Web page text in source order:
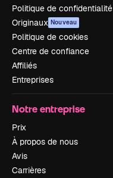
Politique de confidentialité
Originaux Nouveau
Politique de cookies
Centre de confiance
Affiliés
Entreprises
Notre entreprise
Prix
À propos de nous
Avis
Carrières